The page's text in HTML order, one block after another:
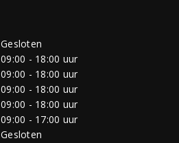
Gesloten
09:00 - 18:00 uur
09:00 - 18:00 uur
09:00 - 18:00 uur
09:00 - 18:00 uur
09:00 - 17:00 uur
Gesloten